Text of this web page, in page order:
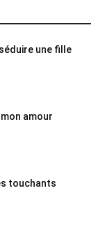
une fille
amour
touchants